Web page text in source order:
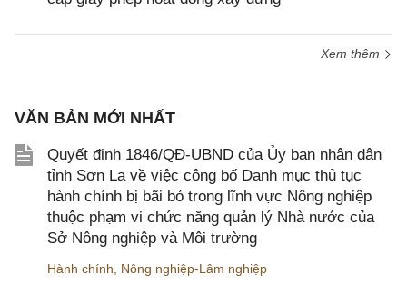
Xem thêm
VĂN BẢN MỚI NHẤT
Quyết định 1846/QĐ-UBND của Ủy ban nhân dân
tỉnh Sơn La về việc công bố Danh mục thủ tục
hành chính bị bãi bỏ trong lĩnh vực Nông nghiệp
thuộc phạm vi chức năng quản lý Nhà nước của
Sở Nông nghiệp và Môi trường
Hành chính Nông nghiệp-Lâm nghiệp